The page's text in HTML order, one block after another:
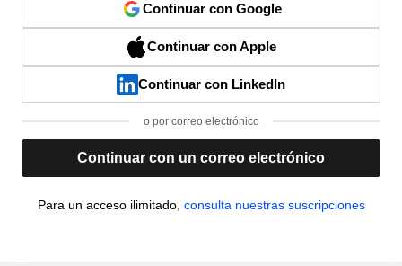
Continuar con Google
Continuar con Apple
Continuar con LinkedIn
o por correo electrónico
Continuar con un correo electrónico
Para un acceso ilimitado, consulta nuestras suscripciones